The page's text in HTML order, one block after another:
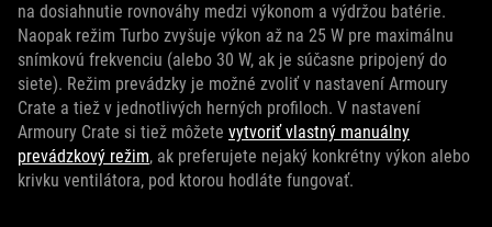
na dosiahnutie rovnováhy medzi výkonom a výdržou batérie.
Naopak režim Turbo zvyšuje výkon až na 25 W pre maximálnu
snímkovú frekvenciu (alebo 30 W, ak je súčasne pripojený do
siete). Režim prevádzky je možné zvoliť v nastavení Armoury
Crate a tiež v jednotlivých herných profiloch. V nastavení
Armoury Crate si tiež môžete vytvoriť vlastný manuálny
prevádzkový režim, ak preferujete nejaký konkrétny výkon alebo
krivku ventilátora, pod ktorou hodláte fungovať.